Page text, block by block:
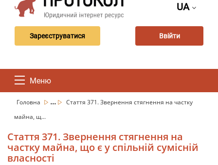
UA
Зареєструватися Ввійти
Меню
Головна ...
Стаття 371. Звернення стягнення на частку
майна, щ...
Стаття 371. Звернення стягнення на
частку майна, що є у спільній сумісній
власності